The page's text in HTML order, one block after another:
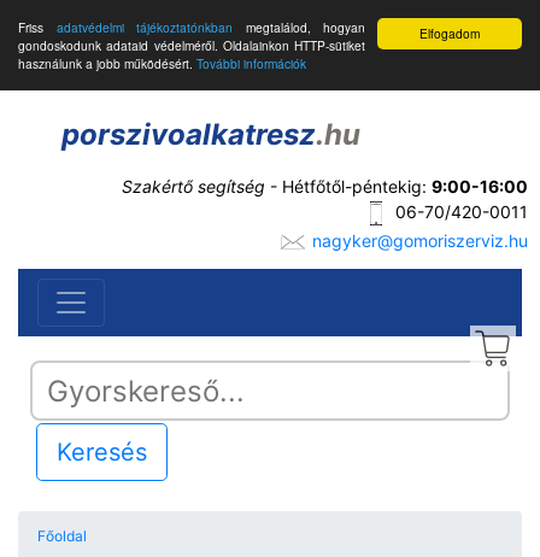
Elfogadom
Friss adatvédelmi tájékoztatónkban megtalálod, hogyan
gondoskodunk adataid védelméről. Oldalainkon HTTP-sütiket
használunk a jobb működésért. További információk
porszivoalkatresz.hu
Szakértő segítség - Hétfőtől-péntekig: 9:00-16:00
06-70/420-0011
nagyker@gomoriszerviz.hu
Keresés
Főoldal